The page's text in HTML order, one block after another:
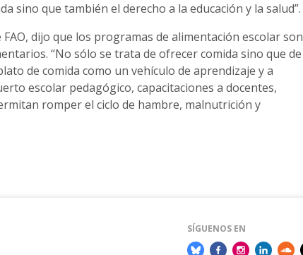
sino que también el derecho a la educación y la salud”.
dijo que los programas de alimentación escolar son
“No sólo se trata de ofrecer comida sino que de
de comida como un vehículo de aprendizaje y a
escolar pedagógico, capacitaciones a docentes,
romper el ciclo de hambre, malnutrición y
SÍGUENOS EN